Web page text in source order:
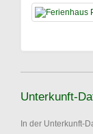
Unterkunft-
In der Unterkunft-